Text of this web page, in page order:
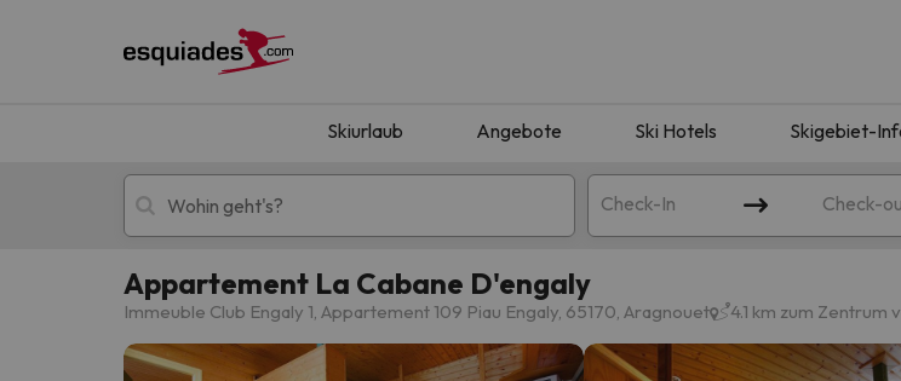
Skiurlaub Angebote Ski Hotels Skigebiet-
Check-In Check-
Skiurlaub Berghotels
Appartement La Cabane D'engaly
Immeuble Club Engaly 1, Appartement 109 Piau Engaly, 65170, Aragnouet 4.1 km zum Zentrum